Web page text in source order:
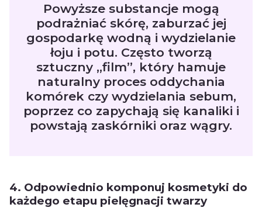
Powyższe substancje mogą
podrażniać skórę, zaburzać jej
gospodarkę wodną i wydzielanie
łoju i potu. Często tworzą
sztuczny „film”, który hamuje
naturalny proces oddychania
komórek czy wydzielania sebum,
poprzez co zapychają się kanaliki i
powstają zaskórniki oraz wągry.
4. Odpowiednio komponuj kosmetyki do
każdego etapu pielęgnacji twarzy